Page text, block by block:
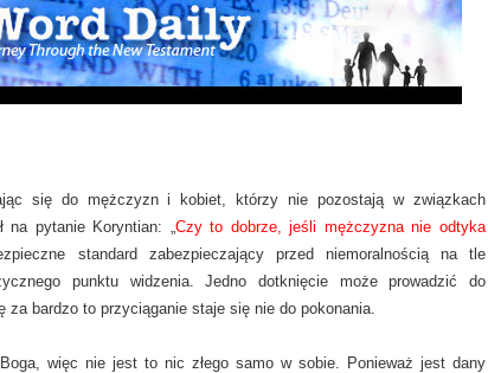
się do mężczyzn i kobiet, którzy nie pozostają w związkach
na pytanie Koryntian: „Czy to dobrze, jeśli mężczyzna nie odtyka
standard zabezpieczający przed niemoralnością na tle
punktu widzenia. Jedno dotknięcie może prowadzić do
za bardzo to przyciąganie staje się nie do pokonania.
więc nie jest to nic złego samo w sobie. Ponieważ jest dany